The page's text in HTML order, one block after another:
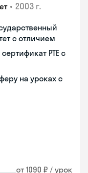
• 2003 г.
с отличием
PTE с
на уроках с
от 1090 ₽ / урок